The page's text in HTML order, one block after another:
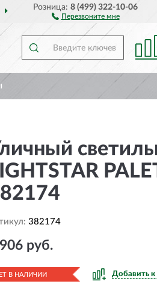
РОССИИ
Розница:8 (499) 322-10-06
Перезвоните мне
382174
руб.
В НАЛИЧИИ Добавить к